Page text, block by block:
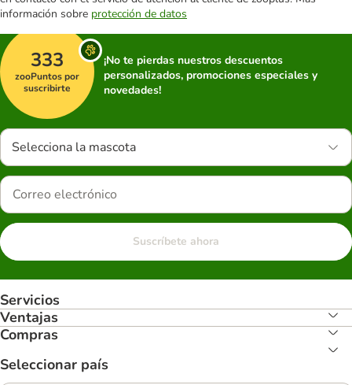
información sobre protección de datos
333
zooPuntos por
suscribirte
¡No te pierdas nuestros descuentos
personalizados, promociones especiales y
novedades!
Selecciona la mascota
Suscríbete ahora
Servicios
Ventajas
Compras
Seleccionar país